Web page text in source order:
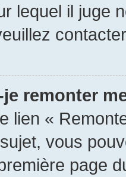
lequel il juge
remonter
lien «
vous
page